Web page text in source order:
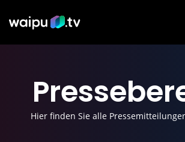
Presse
Hier finden Sie alle